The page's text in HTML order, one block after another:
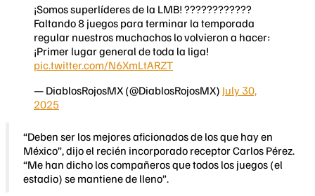
¡Somos superlíderes de la LMB! ????????????
Faltando 8 juegos para terminar la temporada
regular nuestros muchachos lo volvieron a hacer:
¡Primer lugar general de toda la liga!
pic.twitter.com/N6XmLtARZT
— DiablosRojosMX (@DiablosRojosMX) July 30,
2025
“Deben ser los mejores aficionados de los que hay en
México”, dijo el recién incorporado receptor Carlos Pérez.
“Me han dicho los compañeros que todos los juegos (el
estadio) se mantiene de lleno”.